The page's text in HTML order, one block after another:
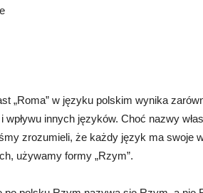
„Roma” w języku polskim wynika
innych języków. Choć nazwy
zrozumieli, że każdy język ma swoje
używamy formy „Rzym”.